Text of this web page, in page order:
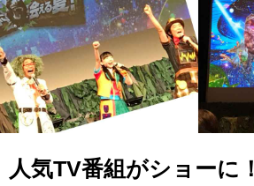
人気TV番組がショーに！